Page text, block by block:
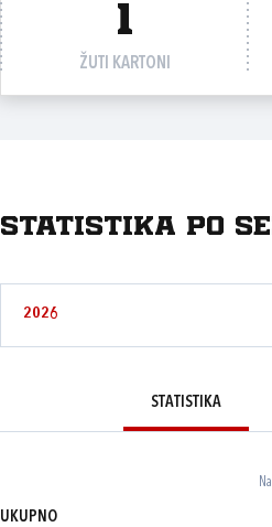
1
ŽUTI KARTONI
Statistika po
2026
STATISTIKA
UKUPNO